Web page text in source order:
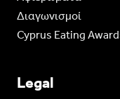
Διαγωνισμοί
Cyprus Eating
Legal